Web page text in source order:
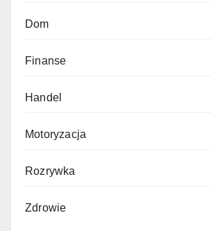
Dom
Finanse
Handel
Motoryzacja
Rozrywka
Zdrowie